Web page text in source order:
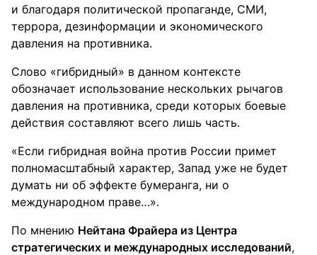
и благодаря политической пропаганде, СМИ,
террора, дезинформации и экономического
давления на противника.
Слово «гибридный» в данном контексте
обозначает использование нескольких рычагов
давления на противника, среди которых боевые
действия составляют всего лишь часть.
«Если гибридная война против России примет
полномасштабный характер, Запад уже не будет
думать ни об эффекте бумеранга, ни о
международном праве…».
По мнению Нейтана Фрайера из Центра
стратегических и международных исследований,